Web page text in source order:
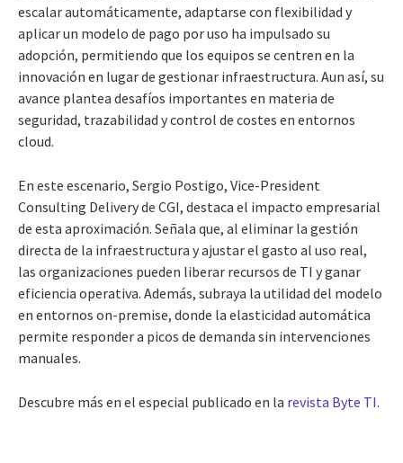
escalar automáticamente, adaptarse con flexibilidad y
aplicar un modelo de pago por uso ha impulsado su
adopción, permitiendo que los equipos se centren en la
innovación en lugar de gestionar infraestructura. Aun así, su
avance plantea desafíos importantes en materia de
seguridad, trazabilidad y control de costes en entornos
cloud.
En este escenario, Sergio Postigo, Vice-President
Consulting Delivery de CGI, destaca el impacto empresarial
de esta aproximación. Señala que, al eliminar la gestión
directa de la infraestructura y ajustar el gasto al uso real,
las organizaciones pueden liberar recursos de TI y ganar
eficiencia operativa. Además, subraya la utilidad del modelo
en entornos on-premise, donde la elasticidad automática
permite responder a picos de demanda sin intervenciones
manuales.
Descubre más en el especial publicado en la revista Byte TI.